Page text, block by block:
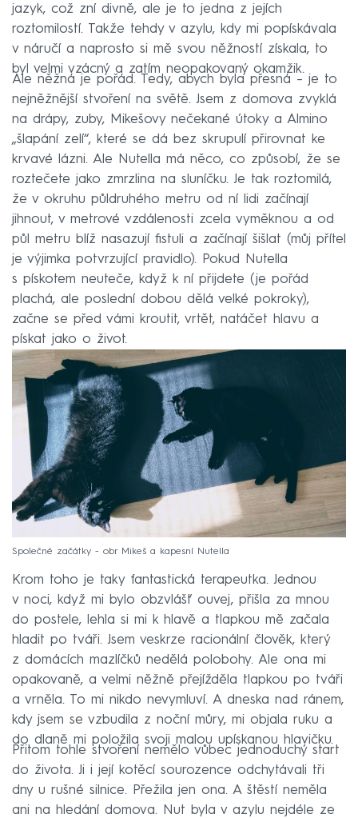
jazyk, což zní divně, ale je to jedna z jejích
roztomilostí. Takže tehdy v azylu, kdy mi popískávala
v náručí a naprosto si mě svou něžností získala, to
byl velmi vzácný a zatím neopakovaný okamžik.
Ale něžná je pořád. Tedy, abych byla přesná – je to
nejněžnější stvoření na světě. Jsem z domova zvyklá
na drápy, zuby, Mikešovy nečekané útoky a Almino
„šlapání zelí“, které se dá bez skrupulí přirovnat ke
krvavé lázni. Ale Nutella má něco, co způsobí, že se
roztečete jako zmrzlina na sluníčku. Je tak roztomilá,
že v okruhu půldruhého metru od ní lidi začínají
jihnout, v metrové vzdálenosti zcela vyměknou a od
půl metru blíž nasazují fistuli a začínají šišlat (můj přítel
je výjimka potvrzující pravidlo). Pokud Nutella
s pískotem neuteče, když k ní přijdete (je pořád
plachá, ale poslední dobou dělá velké pokroky),
začne se před vámi kroutit, vrtět, natáčet hlavu a
pískat jako o život.
Společné začátky - obr Mikeš a kapesní Nutella
Krom toho je taky fantastická terapeutka. Jednou
v noci, když mi bylo obzvlášť ouvej, přišla za mnou
do postele, lehla si mi k hlavě a tlapkou mě začala
hladit po tváři. Jsem veskrze racionální člověk, který
z domácích mazlíčků nedělá polobohy. Ale ona mi
opakovaně, a velmi něžně přejížděla tlapkou po tváři
a vrněla. To mi nikdo nevymluví. A dneska nad ránem,
kdy jsem se vzbudila z noční můry, mi objala ruku a
do dlaně mi položila svoji malou upískanou hlavičku.
Přitom tohle stvoření nemělo vůbec jednoduchý start
do života. Ji i její kotěcí sourozence odchytávali tři
dny u rušné silnice. Přežila jen ona. A štěstí neměla
ani na hledání domova. Nut byla v azylu nejdéle ze